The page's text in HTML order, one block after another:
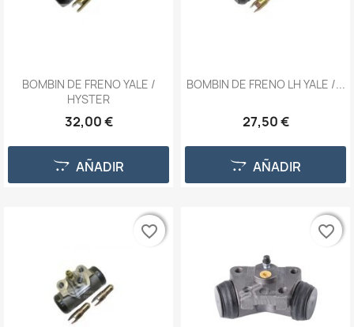
BOMBIN DE FRENO YALE /
HYSTER
32,00 €
AÑADIR
BOMBIN DE FRENO LH YALE /...
27,50 €
AÑADIR
favorite_border
favorite_border favorite_border
favorite_border